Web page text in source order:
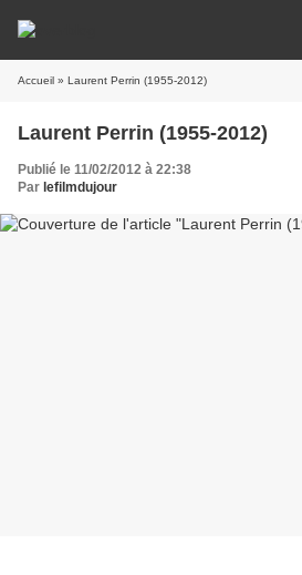
Accueil » Laurent Perrin (1955-2012)
Laurent Perrin (1955-2012)
Publié le 11/02/2012 à 22:38
Par lefilmdujour